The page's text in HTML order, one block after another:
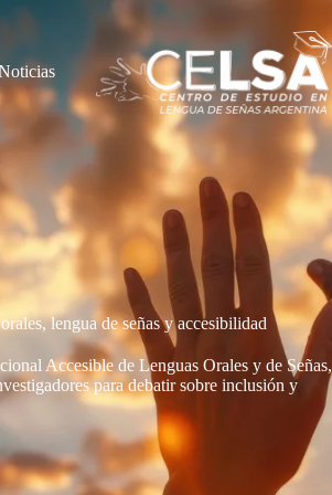
lengua de señas y accesibilidad
Accesible de Lenguas Orales y de Señas,
para debatir sobre inclusión y